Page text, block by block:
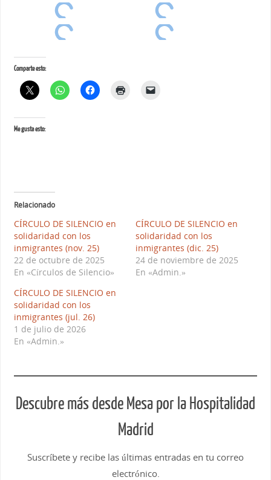
Comparte esto:
Me gusta esto:
Relacionado
CÍRCULO DE SILENCIO en
solidaridad con los
inmigrantes (nov. 25)
22 de octubre de 2025
En «Círculos de Silencio»
CÍRCULO DE SILENCIO en
solidaridad con los
inmigrantes (dic. 25)
24 de noviembre de 2025
En «Admin.»
CÍRCULO DE SILENCIO en
solidaridad con los
inmigrantes (jul. 26)
1 de julio de 2026
En «Admin.»
Descubre más desde Mesa por la Hospitalidad
Madrid
Suscríbete y recibe las últimas entradas en tu correo
electrónico.